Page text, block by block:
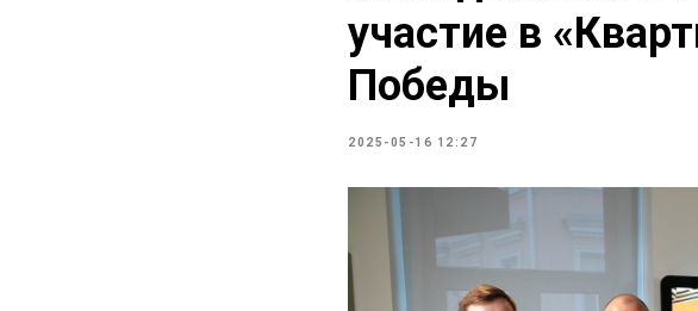
участие в
Победы
2025-05-16 12:27